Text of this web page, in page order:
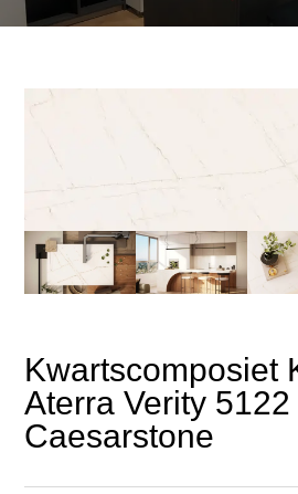
Kwartscomposiet
Aterra Verity 5122
Caesarstone